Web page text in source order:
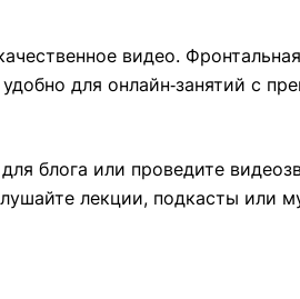
видео.
для онлайн‑занятий с
блога или проведите
лекции, подкасты или